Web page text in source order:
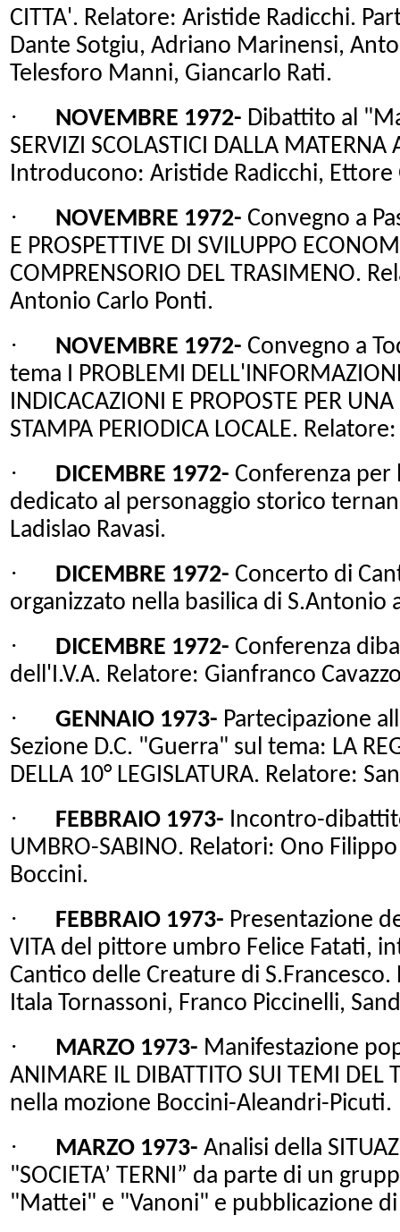
CITTA'. Relatore: Aristide Radicchi.
Dante Sotgiu, Adriano Marinensi,
Telesforo Manni, Giancarlo Rati.
· NOVEMBRE 1972- Dibattito al
SERVIZI SCOLASTICI DALLA MATERNA
Introducono: Aristide Radicchi, Ettore
· NOVEMBRE 1972- Convegno a
E PROSPETTIVE DI SVILUPPO
COMPRENSORIO DEL TRASIMENO.
Antonio Carlo Ponti.
· NOVEMBRE 1972- Convegno a
tema I PROBLEMI
INDICACAZIONI E PROPOSTE PER
STAMPA PERIODICA LOCALE.
· DICEMBRE 1972- Conferenza
dedicato al personaggio storico
Ladislao Ravasi.
· DICEMBRE 1972- Concerto di
organizzato nella basilica di S.Antonio
· DICEMBRE 1972- Conferenza
dell'I.V.A. Relatore: Gianfranco
· GENNAIO 1973- Partecipazione
Sezione D.C. "Guerra" sul tema: LA
DELLA 10° LEGISLATURA. Relatore:
· FEBBRAIO 1973- Incontro-
UMBRO-SABINO. Relatori: Ono
Boccini.
· FEBBRAIO 1973- Presentazione
VITA del pittore umbro Felice Fatati,
Cantico delle Creature di
Itala Tornassoni, Franco Piccinelli,
· MARZO 1973- Manifestazione
ANIMARE IL DIBATTITO SUI TEMI
nella mozione Boccini-Aleandri-Picuti.
· MARZO 1973- Analisi della
"SOCIETA’ TERNI” da parte di un
"Mattei" e "Vanoni" e pubblicazione